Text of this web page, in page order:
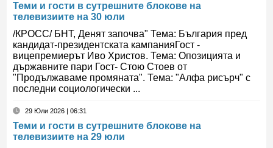
Теми и гости в сутрешните блокове на
телевизиите на 30 юли
/КРОСС/ БНТ, Денят започва" Тема: България пред
кандидат-президентската кампанияГост -
вицепремиерът Иво Христов. Тема: Опозицията и
държавните пари Гост- Стою Стоев от
"Продължаваме промяната". Тема: "Алфа рисърч" с
последни социологически ...
29 Юли 2026 | 06:31
Теми и гости в сутрешните блокове на
телевизиите на 29 юли